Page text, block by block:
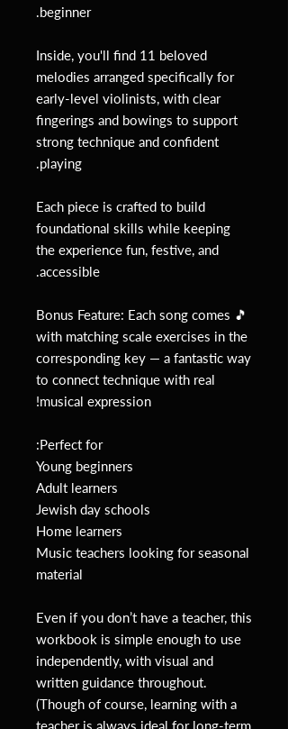
beginner.
Inside, you'll find 11 beloved
melodies arranged specifically for
early-level violinists, with clear
fingerings and bowings to support
strong technique and confident
playing.
Each piece is crafted to build
foundational skills while keeping
the experience fun, festive, and
accessible.
🎵 Bonus Feature: Each song comes
with matching scale exercises in the
corresponding key — a fantastic way
to connect technique with real
musical expression!
Perfect for:
Young beginners
Adult learners
Jewish day schools
Home learners
Music teachers looking for seasonal
material
Even if you don’t have a teacher, this
workbook is simple enough to use
independently, with visual and
written guidance throughout.
(Though of course, learning with a
teacher is always ideal for long-term